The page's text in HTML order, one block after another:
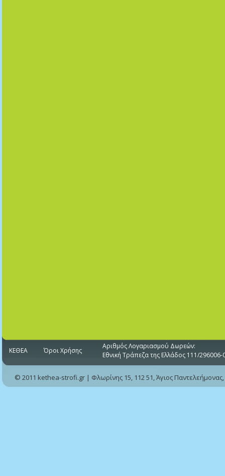
ΚΕΘΕΑ Όροι Χρήσης
Αριθμός Λογαριασμού Δωρεών:
Εθνική Τράπεζα της Ελλάδος 111/296006-
© 2011 kethea-strofi.gr | Φλωρίνης 15, 112 51, Άγιος Παντελεήμονας,